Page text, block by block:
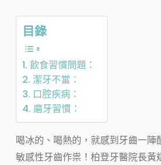
目錄
1. 飲食習慣問題：
2. 潔牙不當：
3. 口腔疾病：
4. 磨牙習慣：
喝冰的、喝熱的，就感到牙齒一陣
敏感性牙齒作祟！柏登牙醫院長黃